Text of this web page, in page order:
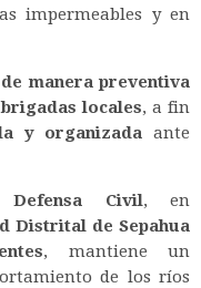
impermeables y en
manera preventiva
locales, a fin
y organizada ante
Civil, en
Distrital de Sepahua
, mantiene un
de los ríos